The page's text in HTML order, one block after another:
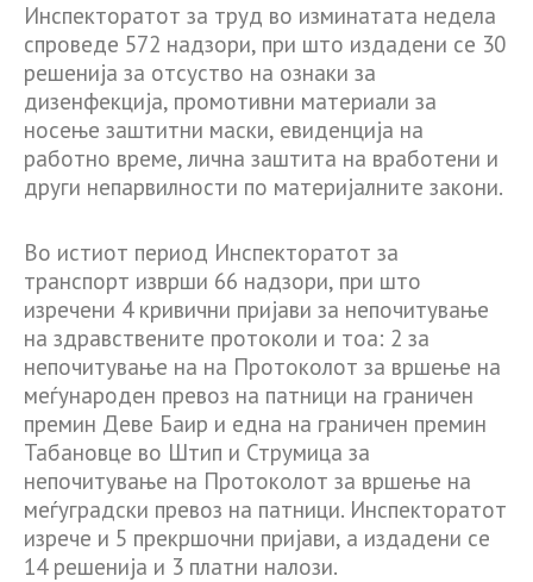
Инспекторатот за труд во изминатата недела
спроведе 572 надзори, при што издадени се 30
решенија за отсуство на ознаки за
дизенфекција, промотивни материали за
носење заштитни маски, евиденција на
работно време, лична заштита на вработени и
други непарвилности по материјалните закони.
Во истиот период Инспекторатот за
транспорт изврши 66 надзори, при што
изречени 4 кривични пријави за непочитување
на здравствените протоколи и тоа: 2 за
непочитување на на Протоколот за вршење на
меѓународен превоз на патници на граничен
премин Деве Баир и една на граничен премин
Табановце во Штип и Струмица за
непочитување на Протоколот за вршење на
меѓуградски превоз на патници. Инспекторатот
изрече и 5 прекршочни пријави, а издадени се
14 решенија и 3 платни налози.